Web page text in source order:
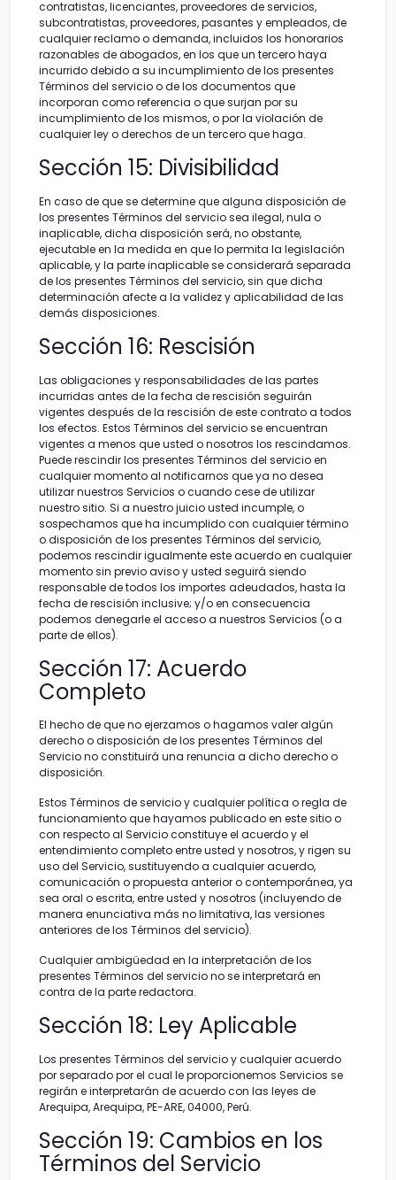
contratistas, licenciantes, proveedores de servicios,
subcontratistas, proveedores, pasantes y empleados, de
cualquier reclamo o demanda, incluidos los honorarios
razonables de abogados, en los que un tercero haya
incurrido debido a su incumplimiento de los presentes
Términos del servicio o de los documentos que
incorporan como referencia o que surjan por su
incumplimiento de los mismos, o por la violación de
cualquier ley o derechos de un tercero que haga.
Sección 15: Divisibilidad
En caso de que se determine que alguna disposición de
los presentes Términos del servicio sea ilegal, nula o
inaplicable, dicha disposición será, no obstante,
ejecutable en la medida en que lo permita la legislación
aplicable, y la parte inaplicable se considerará separada
de los presentes Términos del servicio, sin que dicha
determinación afecte a la validez y aplicabilidad de las
demás disposiciones.
Sección 16: Rescisión
Las obligaciones y responsabilidades de las partes
incurridas antes de la fecha de rescisión seguirán
vigentes después de la rescisión de este contrato a todos
los efectos. Estos Términos del servicio se encuentran
vigentes a menos que usted o nosotros los rescindamos.
Puede rescindir los presentes Términos del servicio en
cualquier momento al notificarnos que ya no desea
utilizar nuestros Servicios o cuando cese de utilizar
nuestro sitio. Si a nuestro juicio usted incumple, o
sospechamos que ha incumplido con cualquier término
o disposición de los presentes Términos del servicio,
podemos rescindir igualmente este acuerdo en cualquier
momento sin previo aviso y usted seguirá siendo
responsable de todos los importes adeudados, hasta la
fecha de rescisión inclusive; y/o en consecuencia
podemos denegarle el acceso a nuestros Servicios (o a
parte de ellos).
Sección 17: Acuerdo
Completo
El hecho de que no ejerzamos o hagamos valer algún
derecho o disposición de los presentes Términos del
Servicio no constituirá una renuncia a dicho derecho o
disposición.
Estos Términos de servicio y cualquier política o regla de
funcionamiento que hayamos publicado en este sitio o
con respecto al Servicio constituye el acuerdo y el
entendimiento completo entre usted y nosotros, y rigen su
uso del Servicio, sustituyendo a cualquier acuerdo,
comunicación o propuesta anterior o contemporánea, ya
sea oral o escrita, entre usted y nosotros (incluyendo de
manera enunciativa más no limitativa, las versiones
anteriores de los Términos del servicio).
Cualquier ambigüedad en la interpretación de los
presentes Términos del servicio no se interpretará en
contra de la parte redactora.
Sección 18: Ley Aplicable
Los presentes Términos del servicio y cualquier acuerdo
por separado por el cual le proporcionemos Servicios se
regirán e interpretarán de acuerdo con las leyes de
Arequipa, Arequipa, PE-ARE, 04000, Perú.
Sección 19: Cambios en los
Términos del Servicio